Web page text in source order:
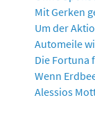
Mit Gerken
Um der
Automeile
Die Fortuna
Wenn
Alessios